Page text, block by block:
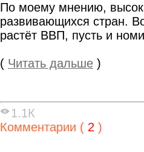
По моему мнению,
развивающихся стран.
растёт ВВП, пусть и
( Читать дальше )
1.1К
Комментарии ( 2 )